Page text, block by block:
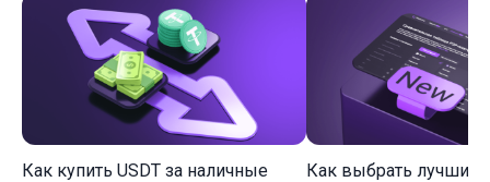
Как купить USDT за наличные
Как выбрать лучший